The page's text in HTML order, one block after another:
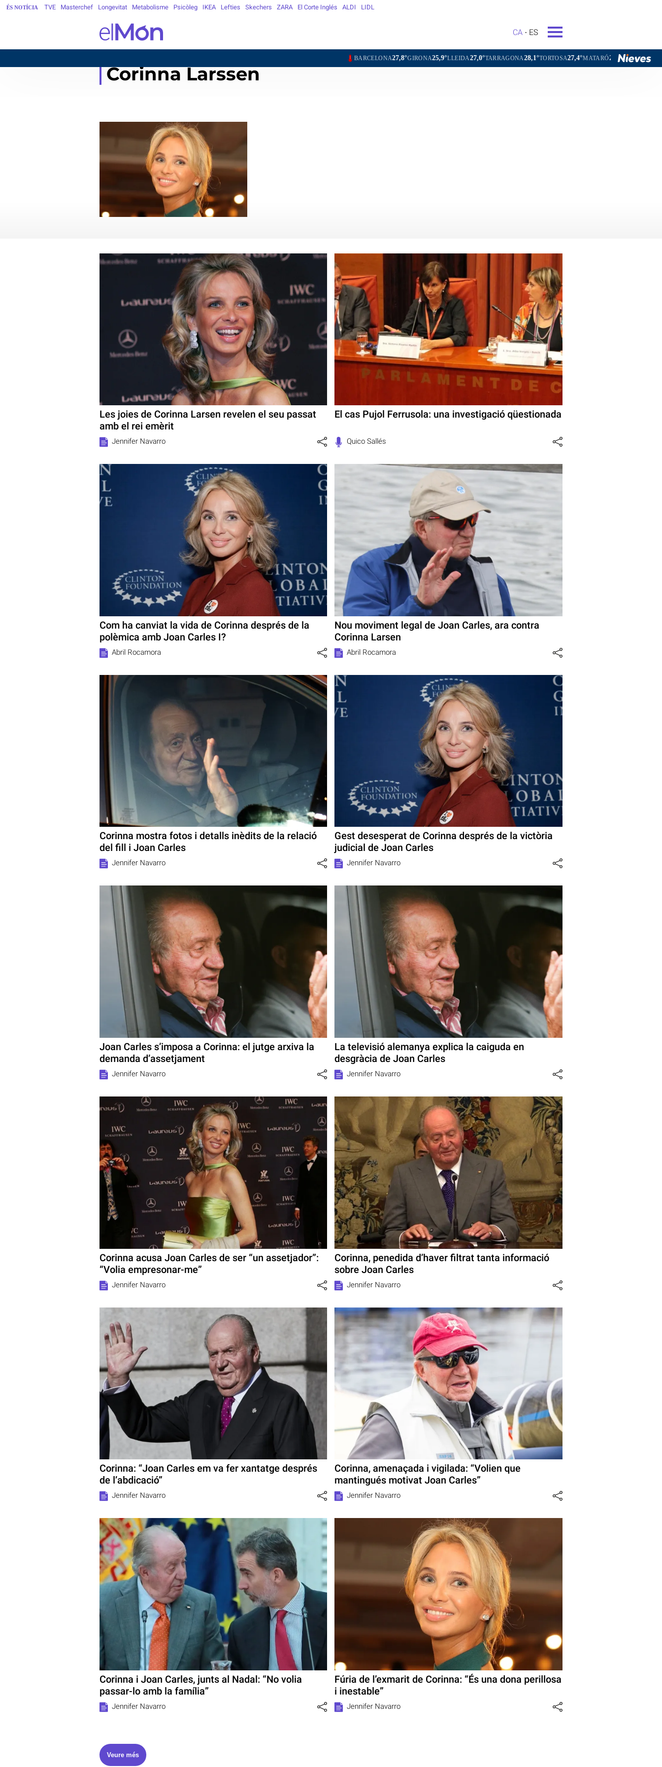
ÉS NOTÍCIA TVE Masterchef Longevitat Metabolisme Psicòleg IKEA Lefties Skechers ZARA El Corte Inglés ALDI LIDL
CA ES
GIRONA25,9°LLEIDA27,0°TARRAGONA28,1°TORTOSA27,4°MATARÓ27,0°VIC23,2°VILAFRANCA DEL
Corinna Larssen
Les joies de Corinna Larsen revelen el seu passat
amb el rei emèrit
Jennifer Navarro
El cas Pujol Ferrusola: una investigació qüestionada
Quico Sallés
Com ha canviat la vida de Corinna després de la
polèmica amb Joan Carles I?
Abril Rocamora
Nou moviment legal de Joan Carles, ara contra
Corinna Larsen
Abril Rocamora
Corinna mostra fotos i detalls inèdits de la relació
del fill i Joan Carles
Jennifer Navarro
Gest desesperat de Corinna després de la victòria
judicial de Joan Carles
Jennifer Navarro
Joan Carles s’imposa a Corinna: el jutge arxiva la
demanda d’assetjament
Jennifer Navarro
La televisió alemanya explica la caiguda en
desgràcia de Joan Carles
Jennifer Navarro
Corinna acusa Joan Carles de ser “un assetjador”:
“Volia empresonar-me”
Jennifer Navarro
Corinna, penedida d’haver filtrat tanta informació
sobre Joan Carles
Jennifer Navarro
Corinna: “Joan Carles em va fer xantatge després
de l’abdicació”
Jennifer Navarro
Corinna, amenaçada i vigilada: “Volien que
mantingués motivat Joan Carles”
Jennifer Navarro
Corinna i Joan Carles, junts al Nadal: “No volia
passar-lo amb la família”
Jennifer Navarro
Fúria de l’exmarit de Corinna: “És una dona perillosa
i inestable”
Jennifer Navarro
Veure més